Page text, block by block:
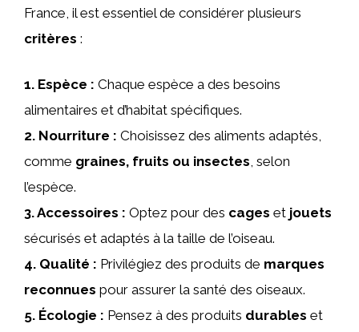
France, il est essentiel de considérer plusieurs
critères :
1. Espèce : Chaque espèce a des besoins
alimentaires et d’habitat spécifiques.
2. Nourriture : Choisissez des aliments adaptés,
comme graines, fruits ou insectes, selon
l’espèce.
3.Accessoires : Optez pour des cages et jouets
sécurisés et adaptés à la taille de l’oiseau.
4. Qualité : Privilégiez des produits de marques
reconnues pour assurer la santé des oiseaux.
5. Écologie : Pensez à des produits durables et